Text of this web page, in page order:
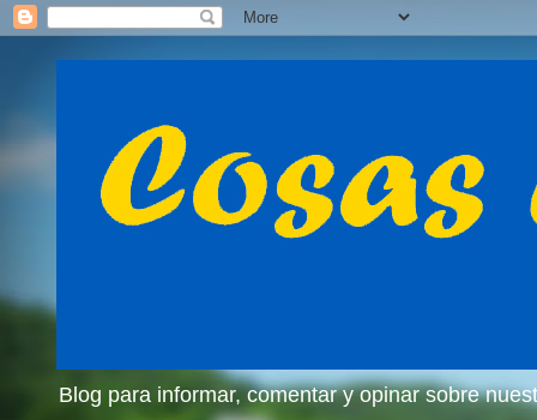
Blog para informar, comentar y opinar sobre